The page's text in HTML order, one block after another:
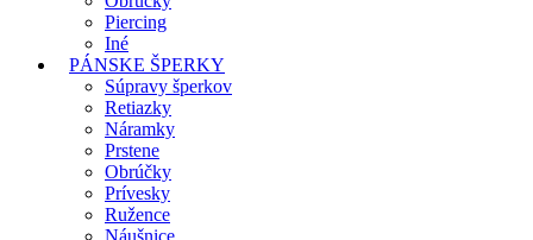
Piercing
Iné
PÁNSKE ŠPERKY
Súpravy šperkov
Retiazky
Náramky
Prstene
Obrúčky
Prívesky
Ružence
Náušnice